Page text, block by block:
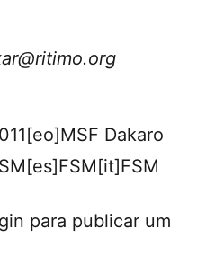
Dakaro
para publicar um